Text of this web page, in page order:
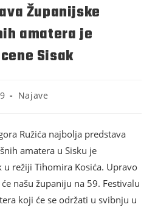
Županijske
amatera je
Sisak
Najave
Ružića najbolja predstava
amatera u Sisku je
u režiji Tihomira Kosića. Upravo
našu županiju na 59. Festivalu
koji će se održati u svibnju u